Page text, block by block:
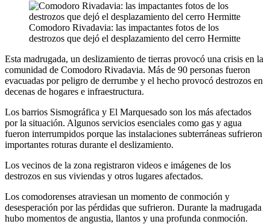
Comodoro Rivadavia: las impactantes fotos de los
destrozos que dejó el desplazamiento del cerro Hermitte
Esta madrugada, un deslizamiento de tierras provocó una crisis en la
comunidad de Comodoro Rivadavia. Más de 90 personas fueron
evacuadas por peligro de derrumbe y el hecho provocó destrozos en
decenas de hogares e infraestructura.
Los barrios Sismográfica y El Marquesado son los más afectados
por la situación. Algunos servicios esenciales como gas y agua
fueron interrumpidos porque las instalaciones subterráneas sufrieron
importantes roturas durante el deslizamiento.
Los vecinos de la zona registraron videos e imágenes de los
destrozos en sus viviendas y otros lugares afectados.
Los comodorenses atraviesan un momento de conmoción y
desesperación por las pérdidas que sufrieron. Durante la madrugada
hubo momentos de angustia, llantos y una profunda conmoción.